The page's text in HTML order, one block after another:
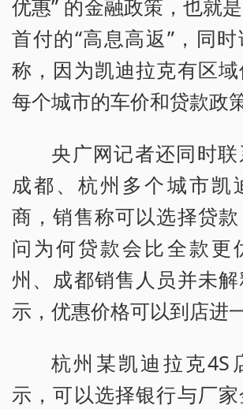
优惠” 的金融政策，也就
首付的“高息高返”，同
称，因为凯迪拉克有区域
每个城市的车价和贷款政
央广网记者还同时联
成都、杭州多个城市凯
商，销售称可以选择贷
问为何贷款会比全款更
州、成都销售人员并未
示，优惠价格可以到店进
杭州某凯迪拉克4S
示，可以选择银行与厂